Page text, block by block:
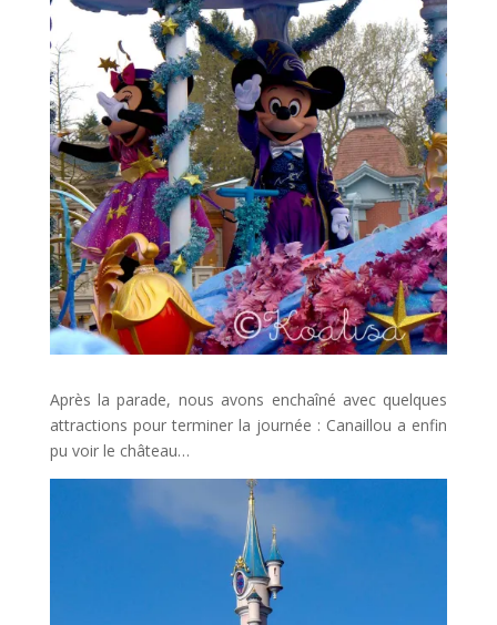
Après la parade, nous avons enchaîné avec quelques
attractions pour terminer la journée : Canaillou a enfin
pu voir le château…